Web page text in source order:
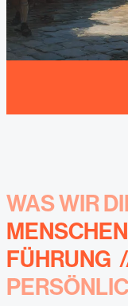
WAS WIR
FÜHRUNG